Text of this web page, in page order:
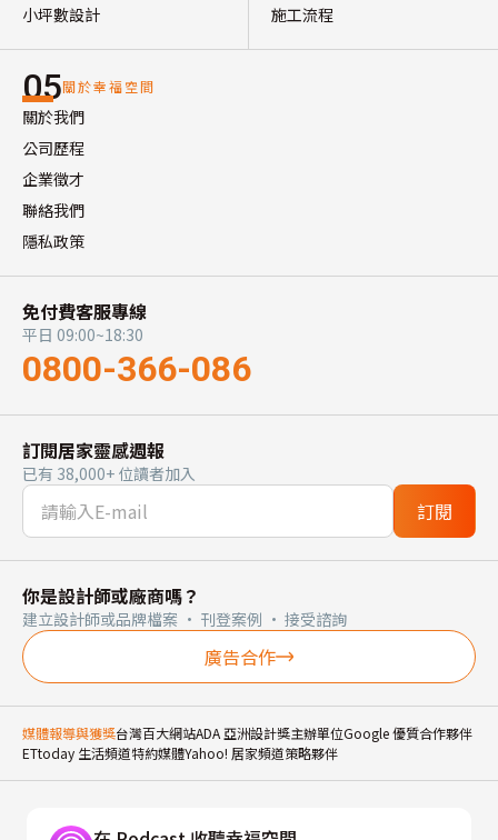
小坪數設計
施工流程
05關於幸福空間
關於我們
公司歷程
企業徵才
聯絡我們
隱私政策
免付費客服專線
平日 09:00~18:30
0800-366-086
訂閱居家靈感週報
已有 38,000+ 位讀者加入
訂閱
你是設計師或廠商嗎？
建立設計師或品牌檔案 · 刊登案例 · 接受諮詢
廣告合作
媒體報導與獲獎台灣百大網站ADA 亞洲設計獎主辦單位Google 優質合作夥伴
ETtoday 生活頻道特約媒體Yahoo! 居家頻道策略夥伴